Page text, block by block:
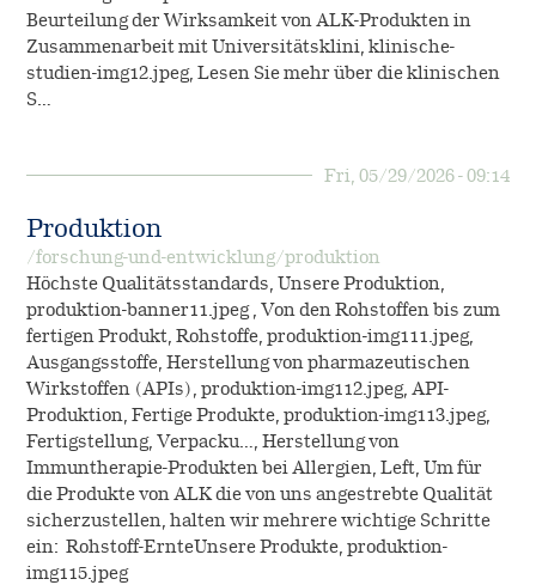
Beurteilung der Wirksamkeit von ALK-Produkten in
Zusammenarbeit mit Universitätsklini, klinische-
studien-img12.jpeg, Lesen Sie mehr über die klinischen
S…
Fri, 05/29/2026 - 09:14
Produktion
/forschung-und-entwicklung/produktion
Höchste Qualitätsstandards, Unsere Produktion,
produktion-banner11.jpeg , Von den Rohstoffen bis zum
fertigen Produkt, Rohstoffe, produktion-img111.jpeg,
Ausgangsstoffe, Herstellung von pharmazeutischen
Wirkstoffen (APIs), produktion-img112.jpeg, API-
Produktion, Fertige Produkte, produktion-img113.jpeg,
Fertigstellung, Verpacku…, Herstellung von
Immuntherapie-Produkten bei Allergien, Left, Um für
die Produkte von ALK die von uns angestrebte Qualität
sicherzustellen, halten wir mehrere wichtige Schritte
ein: Rohstoff-ErnteUnsere Produkte, produktion-
img115.jpeg